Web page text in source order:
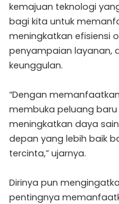
kemajuan teknologi
bagi kita untuk
meningkatkan efisiensi
penyampaian layanan,
keunggulan.
“Dengan
membuka peluang
meningkatkan daya
depan yang lebih baik
tercinta,” ujarnya.
Dirinya pun
pentingnya